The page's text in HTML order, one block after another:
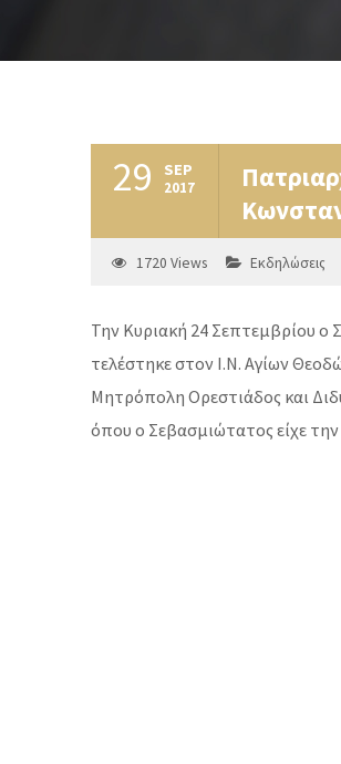
29 SEP
2017
1720 Views Εκδηλώσεις
Την Κυριακή 24 Σεπτεμβρίου ο
τελέστηκε στον Ι.Ν. Αγίων
Μητρόπολη Ορεστιάδος και
όπου ο Σεβασμιώτατος είχε την